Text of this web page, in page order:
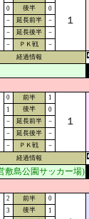
１
0 後半
0
－
延長前半
－
－
延長後半
－
－
ＰＫ戦
－
経過情報
0 前半 1
１
1 後半
0
－
延長前半
－
－
延長後半
－
－
ＰＫ戦 －
経過情報
敷島公園サッカー場)
2 前半 0
3 後半
1